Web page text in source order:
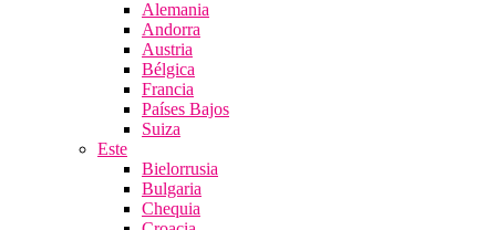
Alemania
Andorra
Austria
Bélgica
Francia
Países Bajos
Suiza
Este
Bielorrusia
Bulgaria
Chequia